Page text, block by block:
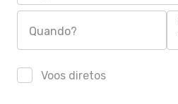
Quando?
Voos diretos